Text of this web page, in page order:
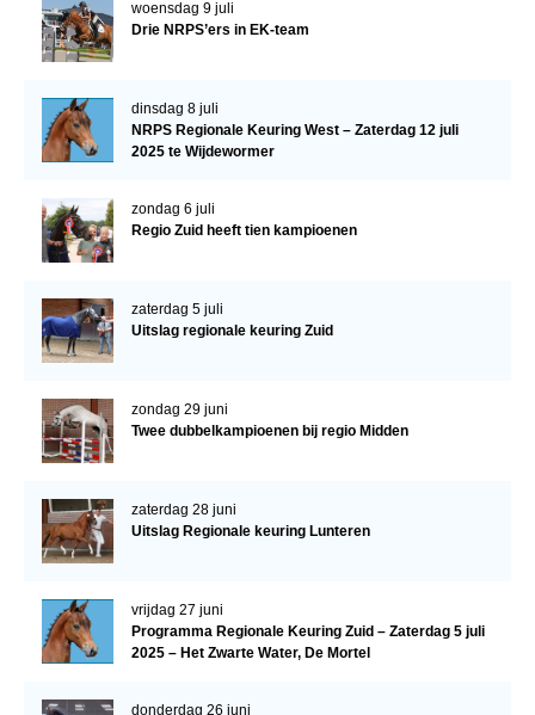
woensdag 9 juli
Drie NRPS’ers in EK-team
dinsdag 8 juli
NRPS Regionale Keuring West – Zaterdag 12 juli
2025 te Wijdewormer
zondag 6 juli
Regio Zuid heeft tien kampioenen
zaterdag 5 juli
Uitslag regionale keuring Zuid
zondag 29 juni
Twee dubbelkampioenen bij regio Midden
zaterdag 28 juni
Uitslag Regionale keuring Lunteren
vrijdag 27 juni
Programma Regionale Keuring Zuid – Zaterdag 5 juli
2025 – Het Zwarte Water, De Mortel
donderdag 26 juni